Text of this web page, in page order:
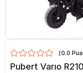
0.0
Pubert Varıo